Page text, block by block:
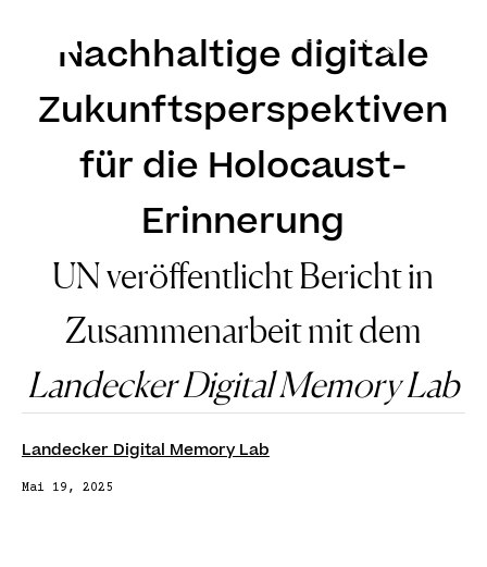
EN
Nachhaltige digitale
Zukunftsperspektiven
für die Holocaust-
Erinnerung
UN veröffentlicht Bericht in
Zusammenarbeit mit dem
Landecker Digital Memory Lab
Landecker Digital Memory Lab
Mai 19, 2025